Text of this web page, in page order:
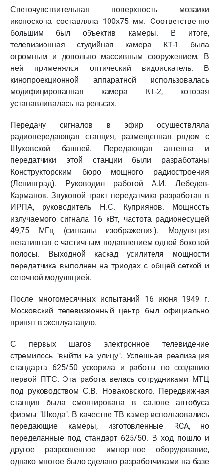
Светочувствительная поверхность мозаики
иконоскопа составляла 100х75 мм. Соответственно
большим был объектив камеры. В итоге,
телевизионная студийная камера КТ-1 была
огромным и довольно массивным сооружением. В
ней применялся оптический видоискатель. В
кинопроекционной аппаратной использовалась
модифицированная камера КТ-2, которая
устанавливалась на рельсах.
Передачу сигналов в эфир осуществляла
радиопередающая станция, размещенная рядом с
Шуховской башней. Передающая антенна и
передатчики этой станции были разработаны
Конструкторским бюро мощного радиостроения
(Ленинград). Руководил работой А.И. Лебедев-
Карманов. Звуковой тракт передатчика разработан в
ИРПА, руководитель Н.С. Куприянов. Мощность
излучаемого сигнала 16 кВт, частота радионесущей
49,75 МГц (сигналы изображения). Модуляция
негативная с частичным подавлением одной боковой
полосы. Выходной каскад усилителя мощности
передатчика выполнен на триодах с общей сеткой и
сеточной модуляцией.
После многомесячных испытаний 16 июня 1949 г.
Московский телевизионный центр был официально
принят в эксплуатацию.
С первых шагов электронное телевидение
стремилось "выйти на улицу". Успешная реализация
стандарта 625/50 ускорила и работы по созданию
первой ПТС. Эта работа велась сотрудниками МТЦ
под руководством С.В. Новаковского. Передвижная
станция была смонтирована в салоне автобуса
фирмы "Шкода". В качестве ТВ камер использовались
передающие камеры, изготовленные RCA, но
переделанные под стандарт 625/50. В ход пошло и
другое разрозненное импортное оборудование,
однако многое было сделано разработчиками на базе